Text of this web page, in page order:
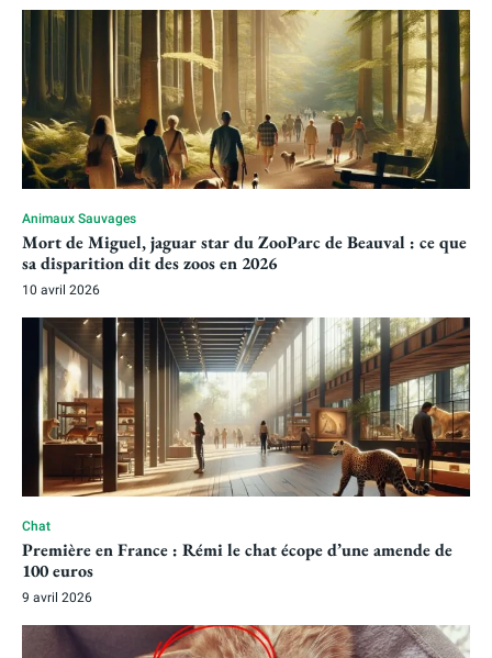
Animaux Sauvages
Mort de Miguel, jaguar star du ZooParc de Beauval : ce que
sa disparition dit des zoos en 2026
10 avril 2026
Chat
Première en France : Rémi le chat écope d’une amende de
100 euros
9 avril 2026